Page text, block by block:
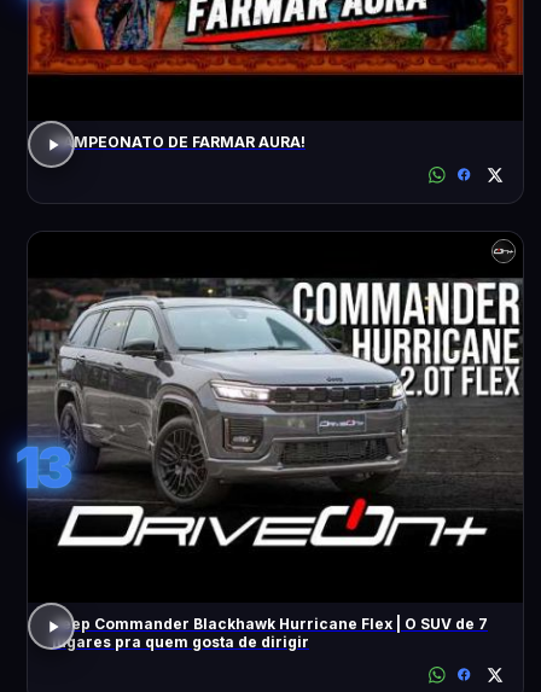
CAMPEONATO DE FARMAR AURA!
13
Jeep Commander Blackhawk Hurricane Flex | O SUV de 7
lugares pra quem gosta de dirigir